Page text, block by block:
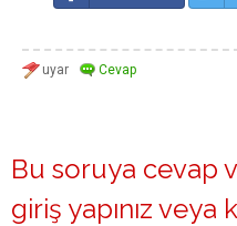
Bu soruya cevap
giriş yapınız veya